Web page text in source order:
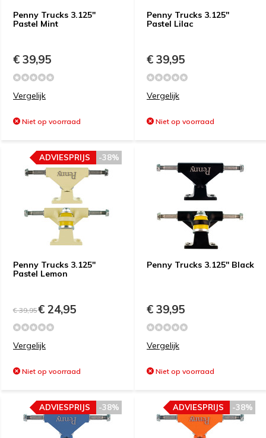
Penny Trucks 3.125''
Pastel Mint
€ 39,95
Vergelijk
Niet op voorraad
Penny Trucks 3.125''
Pastel Lilac
€ 39,95
Vergelijk
Niet op voorraad
Penny Trucks 3.125''
Pastel Lemon
-38%
ADVIESPRIJS
€ 39,95€ 24,95
Vergelijk
Niet op voorraad
Penny Trucks 3.125'' Black
€ 39,95
Vergelijk
Niet op voorraad
-38%
ADVIESPRIJS -38%
ADVIESPRIJS